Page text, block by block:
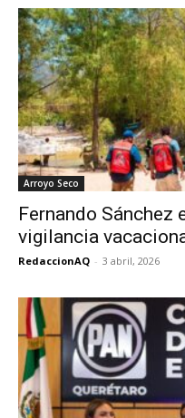
Arroyo Seco
Fernando Sánchez
vigilancia
RedaccionAQ - 3 abril, 2026